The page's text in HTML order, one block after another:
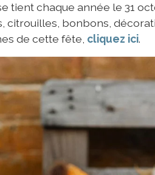
tient chaque année le 31
citrouilles, bonbons,
de cette fête, cliquez ici.